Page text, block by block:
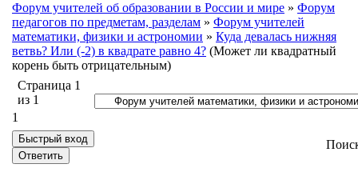
Форум учителей об образовании в России и мире » Форум
педагогов по предметам, разделам » Форум учителей
математики, физики и астрономии » Куда девалась нижняя
ветвь? Или (-2) в квадрате равно 4? (Может ли квадратный
корень быть отрицательным)
Страница 1
из 1
1